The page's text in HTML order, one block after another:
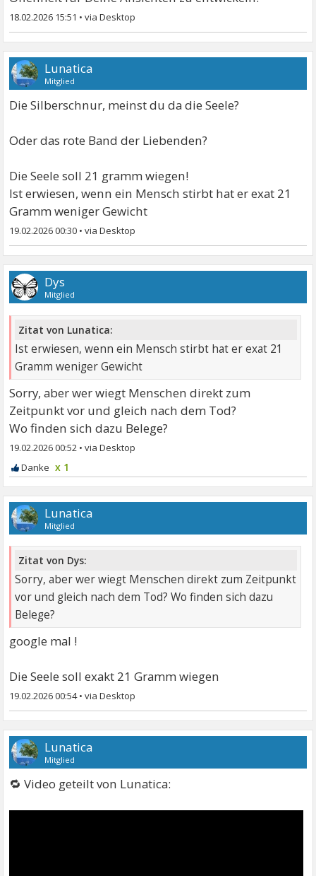
18.02.2026 15:51 •
Lunatica
Mitglied
Die Silberschnur, meinst du da die Seele?
Oder das rote Band der Liebenden?
Die Seele soll 21 gramm wiegen!
Ist erwiesen, wenn ein Mensch stirbt hat er exat 21
Gramm weniger Gewicht
19.02.2026 00:30 •
Dys
Mitglied
Zitat von Lunatica:
Ist erwiesen, wenn ein Mensch stirbt hat er exat 21
Gramm weniger Gewicht
Sorry, aber wer wiegt Menschen direkt zum
Zeitpunkt vor und gleich nach dem Tod?
Wo finden sich dazu Belege?
19.02.2026 00:52 •
x 1
Lunatica
Mitglied
Zitat von Dys:
Sorry, aber wer wiegt Menschen direkt zum Zeitpunkt
vor und gleich nach dem Tod? Wo finden sich dazu
Belege?
google mal !
Die Seele soll exakt 21 Gramm wiegen
19.02.2026 00:54•
Lunatica
Mitglied
🔁 Video geteilt von Lunatica: